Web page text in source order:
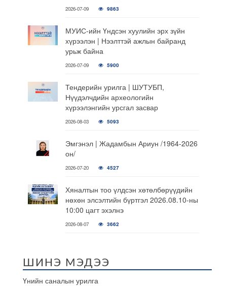
2026-07-09 9863
МУИС-ийн Үндсэн хуулийн эрх зүйн
хүрээлэн | Нээлттэй ажлын байранд
урьж байна
2026-07-09 5900
Тендерийн урилга | ШУТУБП,
Нүүдэлчдийн археологийн
хүрээлэнгийн урсгал засвар
2026-08-03 5093
Эмгэнэл | Жадамбын Ариун /1964-2026
он/
2026-07-20 4527
Хяналтын тоо үлдсэн хөтөлбөрүүдийн
нөхөн элсэлтийн бүртгэл 2026.08.10-ны
10:00 цагт эхэлнэ
2026-08-07 3662
ШИНЭ МЭДЭЭ
Үнийн саналын урилга